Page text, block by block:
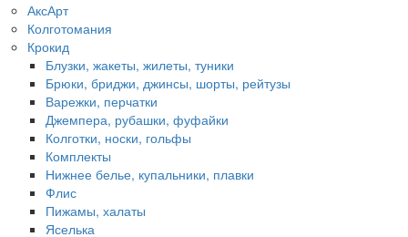
АксАрт
Колготомания
Крокид
Блузки, жакеты, жилеты, туники
Брюки, бриджи, джинсы, шорты, рейтузы
Варежки, перчатки
Джемпера, рубашки, фуфайки
Колготки, носки, гольфы
Комплекты
Нижнее белье, купальники, плавки
Флис
Пижамы, халаты
Яселька